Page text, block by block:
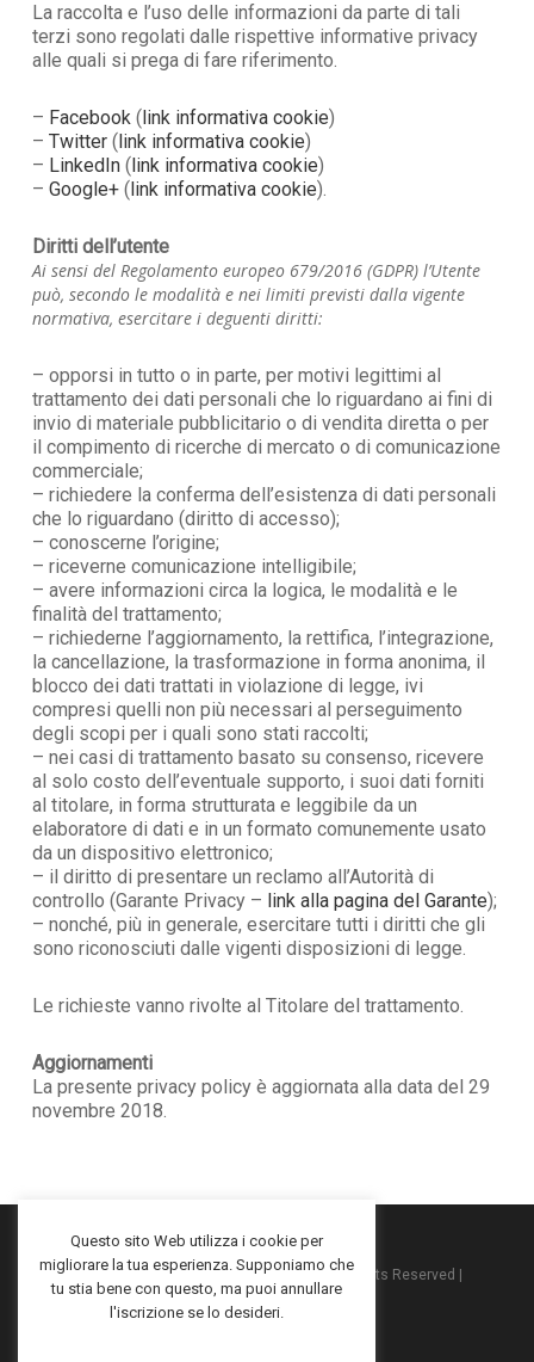
La raccolta e l’uso delle informazioni da parte di tali
terzi sono regolati dalle rispettive informative privacy
alle quali si prega di fare riferimento.
– Facebook(link informativa cookie)
– Twitter(link informativa cookie)
– LinkedIn(link informativa cookie)
– Google+(link informativa cookie).
Diritti dell’utente
Ai sensi del Regolamento europeo 679/2016 (GDPR) l’Utente
può, secondo le modalità e nei limiti previsti dalla vigente
normativa, esercitare i deguenti diritti:
– opporsi in tutto o in parte, per motivi legittimi al
trattamento dei dati personali che lo riguardano ai fini di
invio di materiale pubblicitario o di vendita diretta o per
il compimento di ricerche di mercato o di comunicazione
commerciale;
– richiedere la conferma dell’esistenza di dati personali
che lo riguardano (diritto di accesso);
– conoscerne l’origine;
– riceverne comunicazione intelligibile;
– avere informazioni circa la logica, le modalità e le
finalità del trattamento;
– richiederne l’aggiornamento, la rettifica, l’integrazione,
la cancellazione, la trasformazione in forma anonima, il
blocco dei dati trattati in violazione di legge, ivi
compresi quelli non più necessari al perseguimento
degli scopi per i quali sono stati raccolti;
– nei casi di trattamento basato su consenso, ricevere
al solo costo dell’eventuale supporto, i suoi dati forniti
al titolare, in forma strutturata e leggibile da un
elaboratore di dati e in un formato comunemente usato
da un dispositivo elettronico;
– il diritto di presentare un reclamo all’Autorità di
controllo (Garante Privacy – link alla pagina del Garante);
– nonché, più in generale, esercitare tutti i diritti che gli
sono riconosciuti dalle vigenti disposizioni di legge.
Le richieste vanno rivolte al Titolare del trattamento.
Aggiornamenti
La presente privacy policy è aggiornata alla data del 29
novembre 2018.
2025 ©Macko™ | P.IVA: 06282450722 | All Rights Reserved |
Privacy Policy
Questo sito Web utilizza i cookie per
migliorare la tua esperienza. Supponiamo che
tu stia bene con questo, ma puoi annullare
l'iscrizione se lo desideri.